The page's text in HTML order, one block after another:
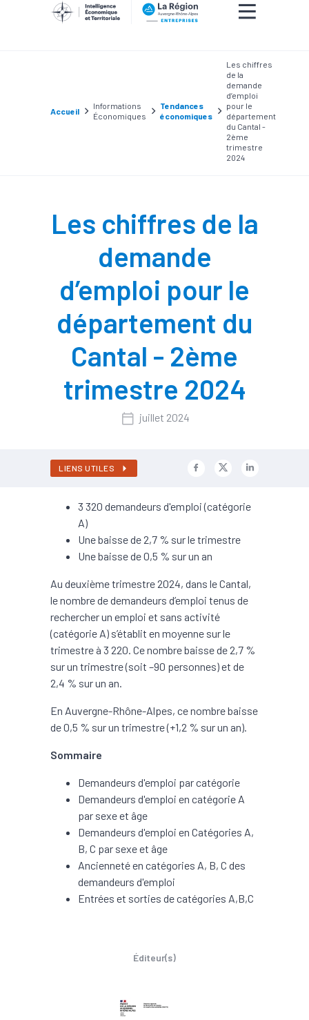
Accueil
Informations
Économiques
Tendances
économiques
Les chiffres
de la
demande
d’emploi
pour le
département
du Cantal -
2ème
trimestre
2024
Les chiffres de la
demande
d’emploi pour le
département du
Cantal - 2ème
trimestre 2024
juillet 2024
LIENS UTILES
3 320 demandeurs d'emploi (catégorie
A)
Une baisse de 2,7 % sur le trimestre
Une baisse de 0,5 % sur un an
Au deuxième trimestre 2024, dans le Cantal,
le nombre de demandeurs d’emploi tenus de
rechercher un emploi et sans activité
(catégorie A) s’établit en moyenne sur le
trimestre à 3 220. Ce nombre baisse de 2,7 %
sur un trimestre (soit –90 personnes) et de
2,4 % sur un an.
En Auvergne-Rhône-Alpes, ce nombre baisse
de 0,5 % sur un trimestre (+1,2 % sur un an).
Sommaire
Demandeurs d'emploi par catégorie
Demandeurs d'emploi en catégorie A
par sexe et âge
Demandeurs d'emploi en Catégories A,
B, C par sexe et âge
Ancienneté en catégories A, B, C des
demandeurs d'emploi
Entrées et sorties de catégories A,B,C
Éditeur(s)